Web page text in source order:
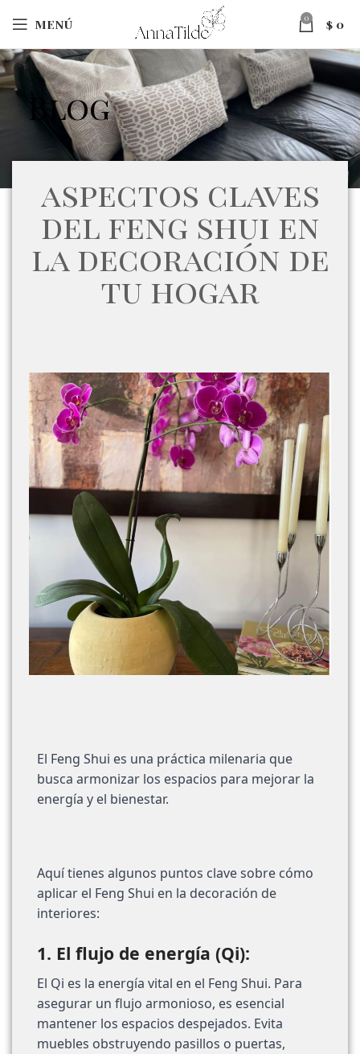
MENÚ 0 $ 0
Blog
aspectos claves
del feng shui en
la decoración de
tu hogar
El Feng Shui es una práctica milenaria que
busca armonizar los espacios para mejorar la
energía y el bienestar.
Aquí tienes algunos puntos clave sobre cómo
aplicar el Feng Shui en la decoración de
interiores:
1. El flujo de energía (Qi):
El Qi es la energía vital en el Feng Shui. Para
asegurar un flujo armonioso, es esencial
mantener los espacios despejados. Evita
muebles obstruyendo pasillos o puertas,